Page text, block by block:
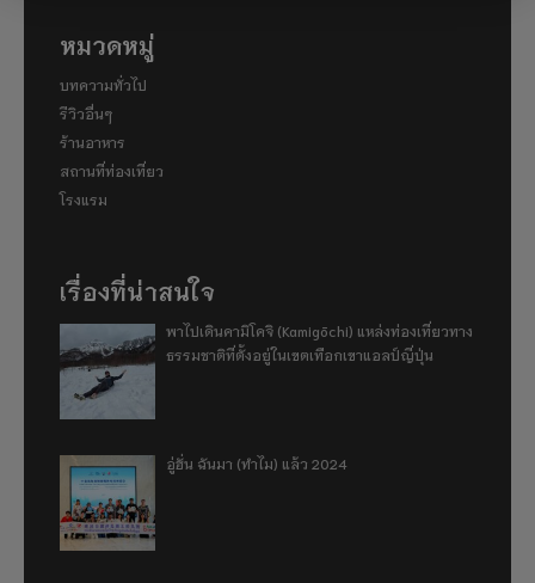
หมวดหมู่
บทความทั่วไป
รีวิวอื่นๆ
ร้านอาหาร
สถานที่ท่องเที่ยว
โรงแรม
เรื่องที่น่าสนใจ
พาไปเดินคามิโคจิ (Kamigōchi) แหล่งท่องเที่ยวทาง
ธรรมชาติที่ตั้งอยู่ในเขตเทือกเขาแอลป์ญี่ปุ่น
อู่ฮั่น ฉันมา (ทำไม) แล้ว 2024